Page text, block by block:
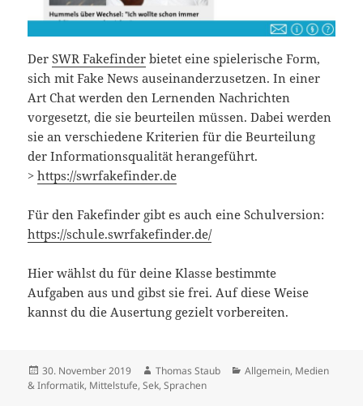
DerSWR Fakefinder bietet eine spielerische Form,
sich mit Fake News auseinanderzusetzen. In einer
Art Chat werden den Lernenden Nachrichten
vorgesetzt, die sie beurteilen müssen. Dabei werden
sie an verschiedene Kriterien für die Beurteilung
der Informationsqualität herangeführt.
>https://swrfakefinder.de
Für den Fakefinder gibt es auch eine Schulversion:
https://schule.swrfakefinder.de/
Hier wählst du für deine Klasse bestimmte
Aufgaben aus und gibst sie frei. Auf diese Weise
kannst du die Ausertung gezielt vorbereiten.
Veröffentlicht
am
30. November 2019 Autor
Thomas Staub Kategorien
Allgemein, Medien
& Informatik, Mittelstufe,Sek,Sprachen